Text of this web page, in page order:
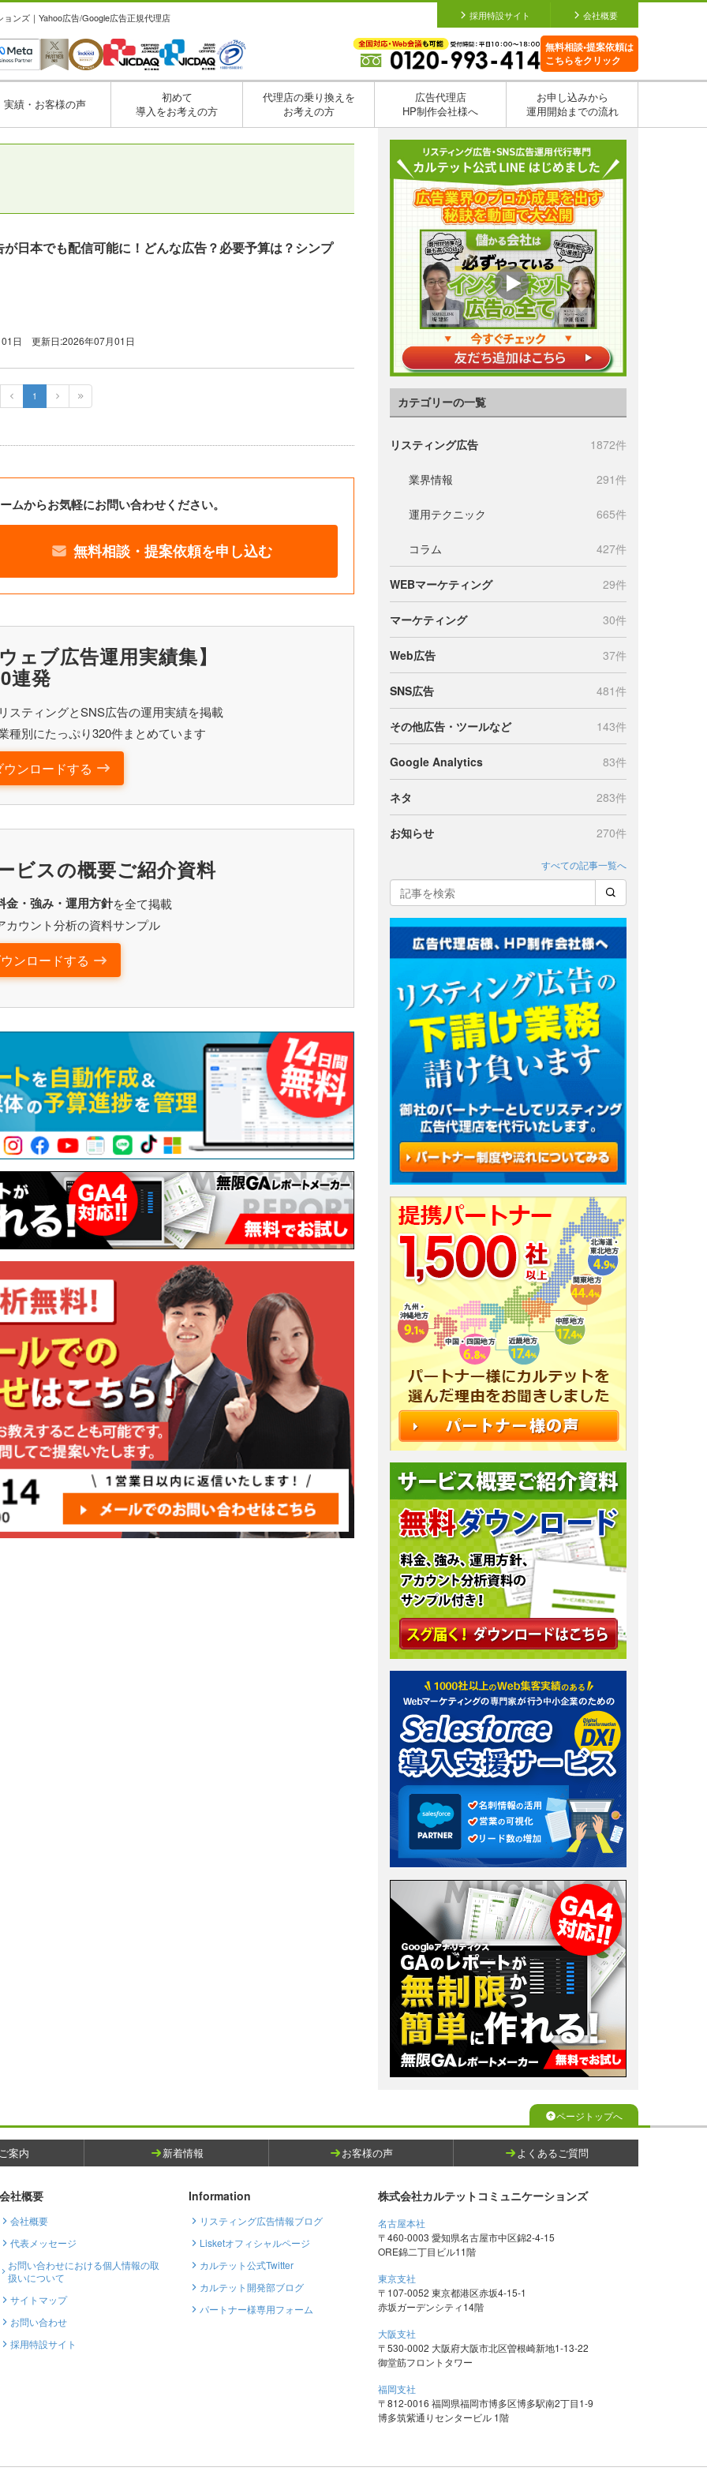
ンズ｜Yahoo広告/Google広告正規代理店 採用特設サイト 会社概要
無料相談•提案依頼は
こちらをクリック
実績・お客様の声
初めて
導入をお考えの方
代理店の乗り換えを
お考えの方
広告代理店
HP制作会社様へ
お申し込みから
運用開始までの流れ
日本でも配信可能に！どんな広告？必要予算は？シンプ
日 更新日:2026年07月01日
1
ムからお気軽にお問い合わせください。
無料相談・提案依頼を申し込む
ェブ広告運用実績集】
連発
スティングとSNS広告の運用実績を掲載
種別にたっぷり320件まとめています
ウンロードする
ビスの概要ご紹介資料
金・強み・運用方針を全て掲載
カウント分析の資料サンプル
ンロードする
カテゴリーの一覧
リスティング広告 1872件
業界情報 291件
運用テクニック 665件
コラム 427件
WEBマーケティング 29件
マーケティング 30件
Web広告 37件
SNS広告 481件
その他広告・ツールなど 143件
Google Analytics 83件
ネタ 283件
お知らせ 270件
すべての記事一覧へ
ページトップへ
案内 新着情報 お客様の声 よくあるご質問
会社概要
会社概要
代表メッセージ
お問い合わせにおける個人情報の取
扱いについて
サイトマップ
お問い合わせ
採用特設サイト
Information
リスティング広告情報ブログ
Lisketオフィシャルページ
カルテット公式Twitter
カルテット開発部ブログ
パートナー様専用フォーム
株式会社カルテットコミュニケーションズ
名古屋本社
〒460-0003 愛知県名古屋市中区錦2-4-15
ORE錦二丁目ビル11階
東京支社
〒107-0052 東京都港区赤坂4-15-1
赤坂ガーデンシティ14階
大阪支社
〒530-0002 大阪府大阪市北区曽根崎新地1-13-22
御堂筋フロントタワー
福岡支社
〒812-0016 福岡県福岡市博多区博多駅南2丁目1-9
博多筑紫通りセンタービル 1階